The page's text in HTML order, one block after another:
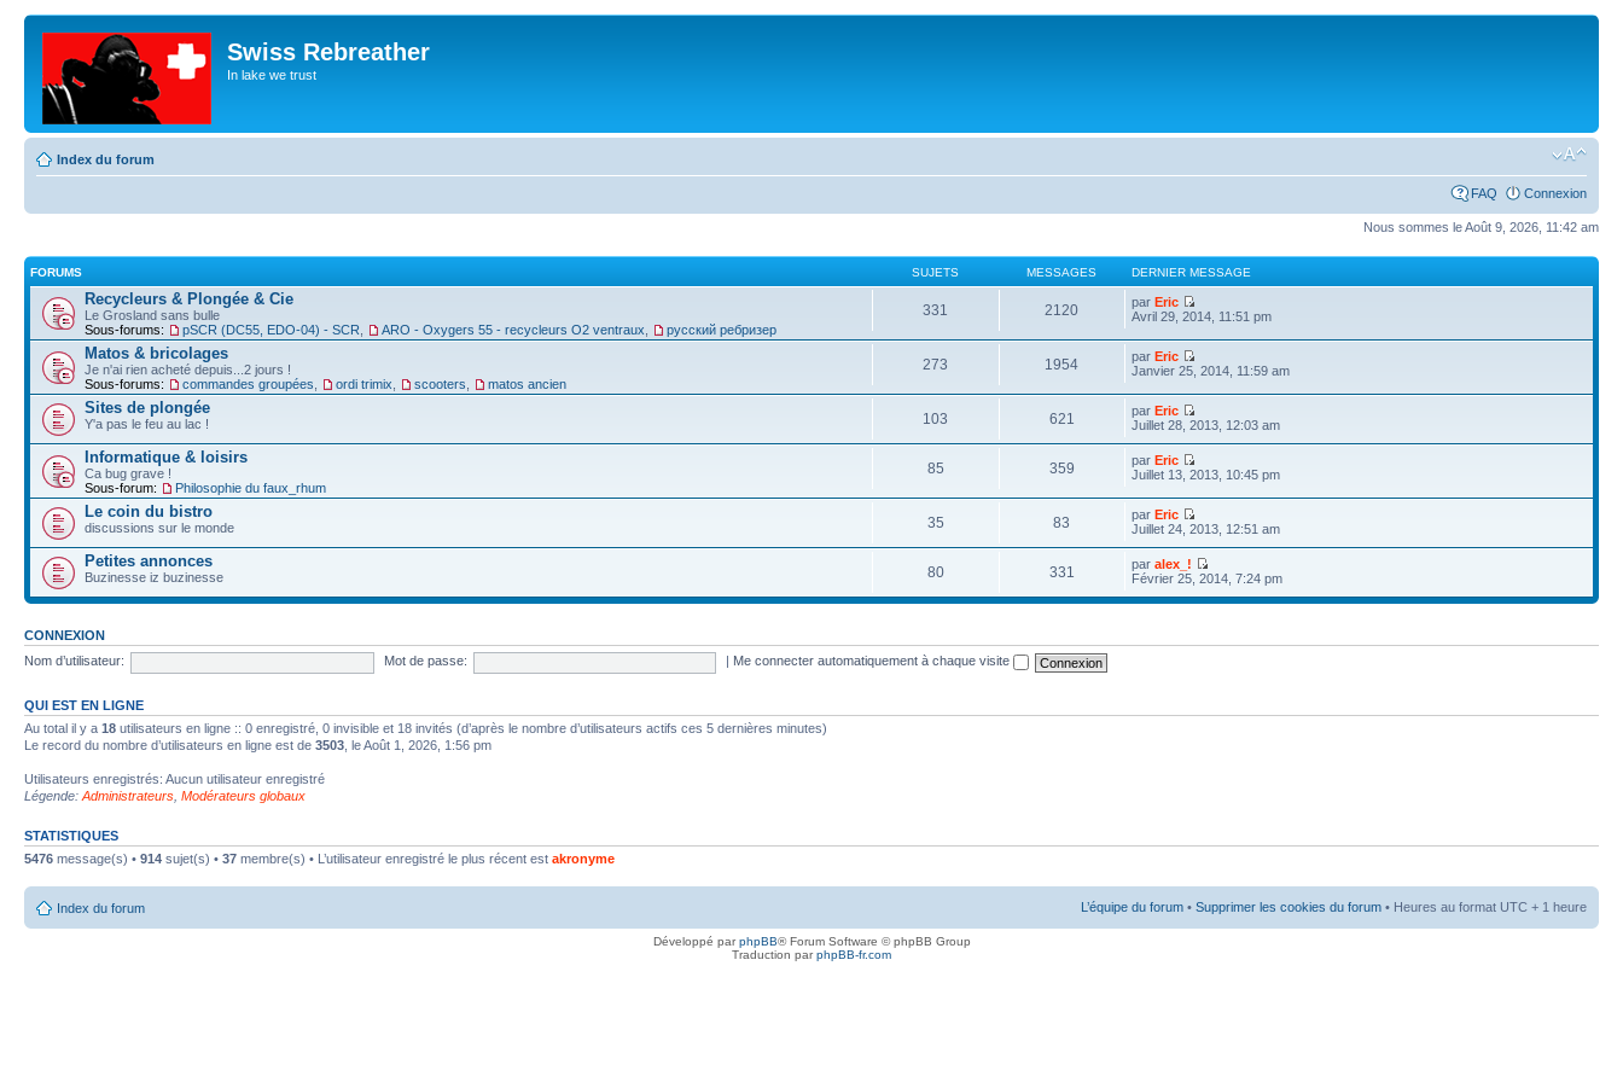
Swiss Rebreather
In lake we trust
Index du forum
FAQ Connexion
Nous sommes le Août 9, 2026, 11:42 am
FORUMS SUJETS MESSAGES DERNIER MESSAGE
Recycleurs & Plongée & Cie
Le Grosland sans bulle
Sous-forums:
pSCR (DC55, EDO-04) - SCR ARO - Oxygers 55 - recycleurs O2 ventraux русский ребризер
331 2120 parEric
Avril 29, 2014, 11:51 pm
Matos & bricolages
Je n'ai rien acheté depuis...2 jours !
Sous-forums:
commandes groupées ordi trimix scooters matos ancien
273 1954 parEric
Janvier 25, 2014, 11:59 am
Sites de plongée
Y'a pas le feu au lac ! 103 621 parEric
Juillet 28, 2013, 12:03 am
Informatique & loisirs
Ca bug grave !
Sous-forum:
Philosophie du faux_rhum
85 359 parEric
Juillet 13, 2013, 10:45 pm
Le coin du bistro
discussions sur le monde 35 83 parEric
Juillet 24, 2013, 12:51 am
Petites annonces
Buzinesse iz buzinesse 80 331 paralex_!
Février 25, 2014, 7:24 pm
CONNEXION
Nom d’utilisateur:
Mot de passe: Me connecter automatiquement à chaque visite
QUI EST EN LIGNE
Au total il y a 18 utilisateurs en ligne :: 0 enregistré, 0 invisible et 18 invités (d’après le nombre d’utilisateurs actifs ces 5 dernières minutes)
Le record du nombre d’utilisateurs en ligne est de 3503 , le Août 1, 2026, 1:56 pm
Utilisateurs enregistrés: Aucun utilisateur enregistré
Légende: Administrateurs Modérateurs globaux
STATISTIQUES
5476 message(s) • 914 sujet(s) • 37 membre(s) • L’utilisateur enregistré le plus récent est akronyme
Index du forum L’équipe du forum • Supprimer les cookies du forum • Heures au format UTC + 1 heure
Développé parphpBB® Forum Software © phpBB Group
Traduction parphpBB-fr.com